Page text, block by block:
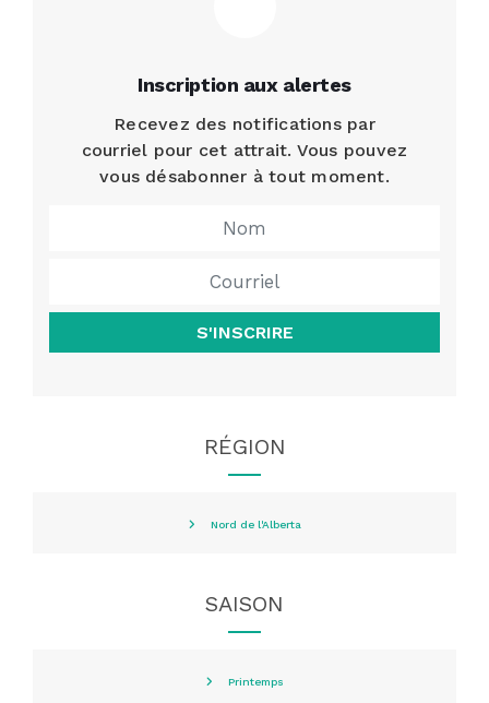
Inscription aux alertes
Recevez des notifications par
courriel pour cet attrait. Vous pouvez
vous désabonner à tout moment.
S'INSCRIRE
RÉGION
Nord de l'Alberta
SAISON
Printemps